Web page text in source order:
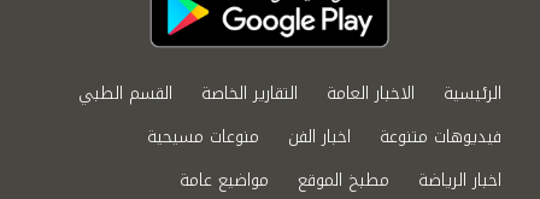
الرئيسية الاخبار العامة التقارير الخاصة
القسم الطبي
فيديوهات متنوعة
اخبار الفن
منوعات مسيحية
اخبار الرياضة
مطبخ الموقع
مواضيع عامة